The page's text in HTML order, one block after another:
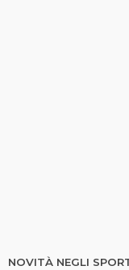
NOVITÀ NEGLI